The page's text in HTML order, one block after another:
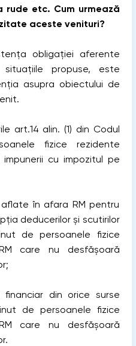
rude etc. Cum urmează
aceste venituri?
obligației aferente
propuse, este
asupra obiectului de
art.14 alin. (1) din Codul
fizice rezidente
cu impozitul pe
în afara RM pentru
deducerilor şi scutirilor
de persoanele fizice
care nu desfăşoară
din orice surse
de persoanele fizice
care nu desfăşoară